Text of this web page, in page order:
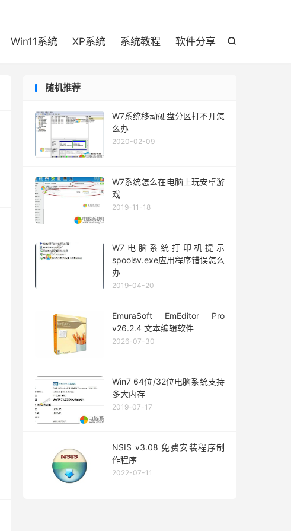

Win11系统 XP系统 系统教程 软件分享
随机推荐
W7系统移动硬盘分区打不开怎
么办
2020-02-09
W7系统怎么在电脑上玩安卓游
戏
2019-11-18
W7电脑系统打印机提示
spoolsv.exe应用程序错误怎么
办
2019-04-20
EmuraSoft EmEditor Pro
v26.2.4 文本编辑软件
2026-07-30
Win7 64位/32位电脑系统支持
多大内存
2019-07-17
NSIS v3.08 免费安装程序制
作程序
2022-07-11